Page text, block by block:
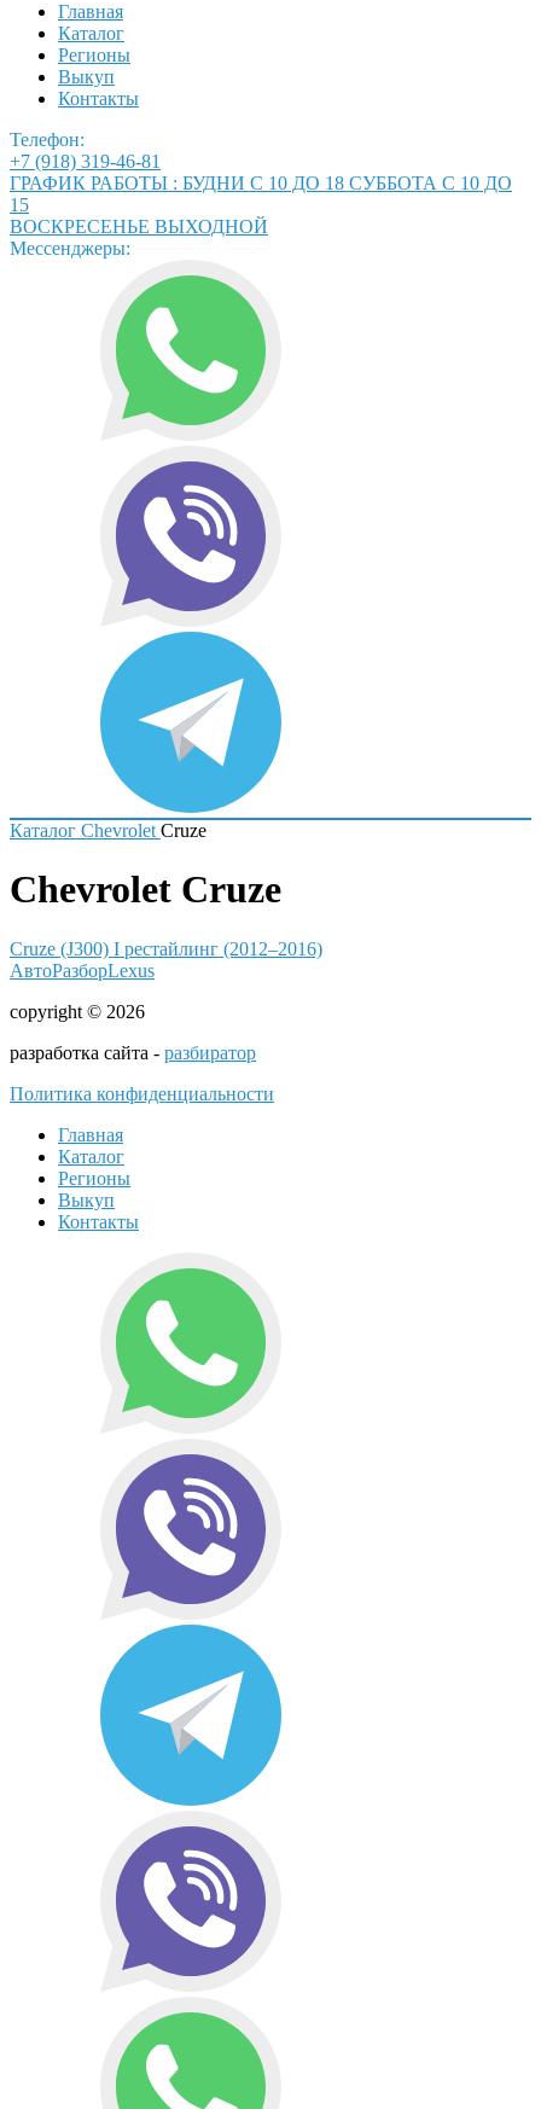
Главная
Каталог
Регионы
Выкуп
Контакты
Телефон:
+7 (918) 319-46-81
ГРАФИК РАБОТЫ : БУДНИ С 10 ДО 18 СУББОТА С 10 ДО
15
ВОСКРЕСЕНЬЕ ВЫХОДНОЙ
Мессенджеры:
Каталог Chevrolet Cruze
Chevrolet Cruze
Cruze (J300) I рестайлинг (2012–2016)
АвтоРазборLexus
copyright © 2026
разработка сайта - разбиратор
Политика конфиденциальности
Главная
Каталог
Регионы
Выкуп
Контакты